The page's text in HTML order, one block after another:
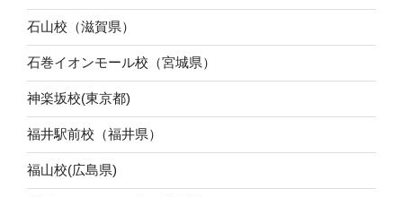
石山校（滋賀県）
石巻イオンモール校（宮城県）
神楽坂校(東京都)
福井駅前校（福井県）
福山校(広島県)